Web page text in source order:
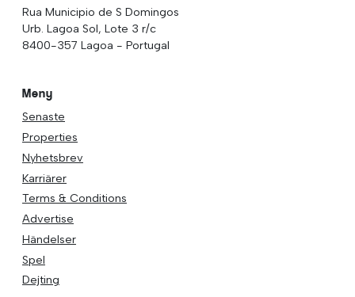
Rua Municipio de S Domingos
Urb. Lagoa Sol, Lote 3 r/c
8400-357 Lagoa - Portugal
Meny
Senaste
Properties
Nyhetsbrev
Karriärer
Terms & Conditions
Advertise
Händelser
Spel
Dejting